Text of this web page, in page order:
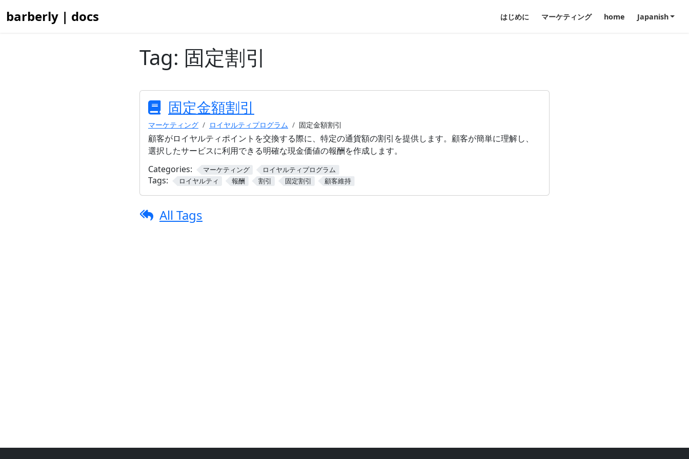
barberly | docs はじめに マーケティング home Japanish
Tag: 固定割引
固定金額割引
マーケティング ロイヤルティプログラム 固定金額割引
顧客がロイヤルティポイントを交換する際に、特定の通貨額の割引を提供します。顧客が簡単に理解し、
選択したサービスに利用できる明確な現金価値の報酬を作成します。
Categories:
マーケティング ロイヤルティプログラム
Tags: ロイヤルティ 報酬 割引 固定割引 顧客維持
All Tags